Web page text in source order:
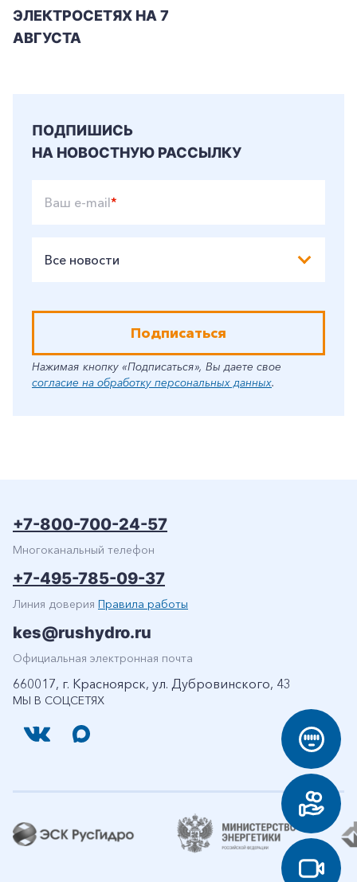
Заказать обратный звонок
ЭЛЕКТРОСЕТЯХ НА 7
АВГУСТА
ПОДПИШИСЬ
НА НОВОСТНУЮ РАССЫЛКУ
Ваш e-mail*
Все новости
Подписаться
Нажимая кнопку «Подписаться», Вы даете свое
согласие на обработку персональных данных.
МЫ В СОЦСЕТЯХ
+7-800-700-24-57
Многоканальный телефон
+7-495-785-09-37
Линия доверия Правила работы
kes@rushydro.ru
Официальная электронная почта
660017, г. Красноярск, ул. Дубровинского, 43